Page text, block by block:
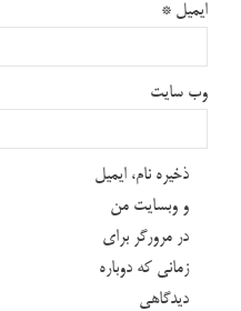
ایمیل *
وب‌ سایت
ذخیره نام، ایمیل
و وبسایت من
در مرورگر برای
زمانی که دوباره
دیدگاهی